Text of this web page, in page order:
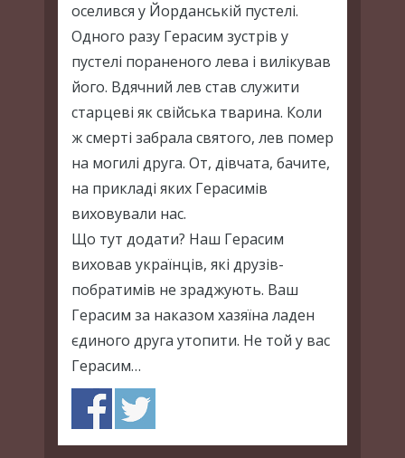
оселився у Йорданській пустелі.
Одного разу Герасим зустрів у
пустелі пораненого лева і вилікував
його. Вдячний лев став служити
старцеві як свійська тварина. Коли
ж смерті забрала святого, лев помер
на могилі друга. От, дівчата, бачите,
на прикладі яких Герасимів
виховували нас.
Що тут додати? Наш Герасим
виховав українців, які друзів-
побратимів не зраджують. Ваш
Герасим за наказом хазяїна ладен
єдиного друга утопити. Не той у вас
Герасим…